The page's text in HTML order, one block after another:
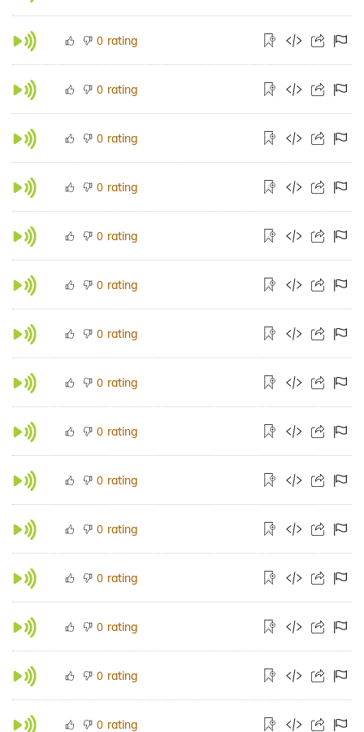
0 rating
0 rating
0 rating
0 rating
0 rating
0 rating
0 rating
0 rating
0 rating
0 rating
0 rating
0 rating
0 rating
0 rating
0 rating